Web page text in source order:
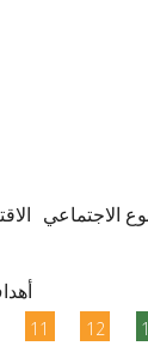
الاجتماعي
11 12